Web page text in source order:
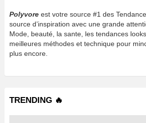
Polyvore est votre source #1 des
source d’inspiration avec une grande
Mode, beauté, la sante, les tendances
meilleures méthodes et technique pour
plus encore.
TRENDING 🔥